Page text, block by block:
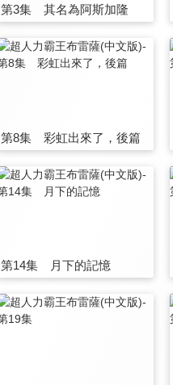
第3集 其名為阿斯加隆
第8集 彩虹出來了，後篇
第14集 月下的記憶